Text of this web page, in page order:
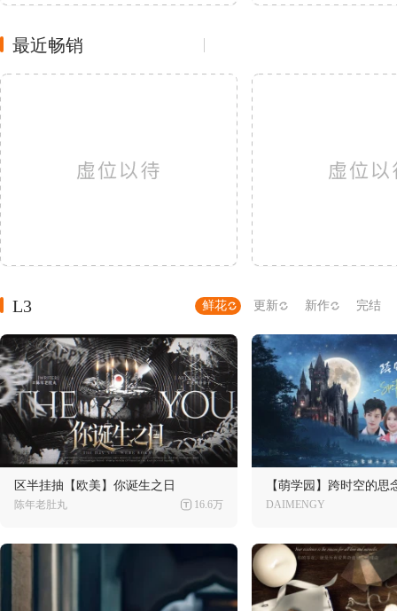
最近畅销
L3 鲜花 更新 新作 完结
区半挂抽【欧美】你诞生之日
陈年老肚丸 16.6万
【萌学园】跨时空的思
DAIMENGY